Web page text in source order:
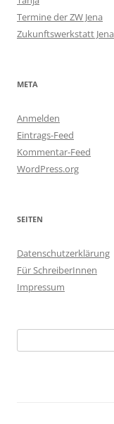
Termine der ZW Jena
Zukunftswerkstatt Jena
META
Anmelden
Eintrags-Feed
Kommentar-Feed
WordPress.org
SEITEN
Datenschutzerklärung
Für SchreiberInnen
Impressum
nach: